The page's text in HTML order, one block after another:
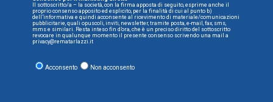
Il sottoscritto/a – la società, con la firma apposta di seguito, esprime anche il
proprio consenso apposito ed esplicito, per la finalità di cui al punto b)
dell’informativa e quindi acconsente al ricevimento di materiale/comunicazioni
pubblicitarie, quali opuscoli, inviti, newsletter, tramite posta, e-mail, fax, sms,
mms e similari. Resta inteso fin d’ora, che è un preciso diritto del sottoscritto
revocare in qualunque momento il presente consenso scrivendo una mail a
privacy@rematarlazzi.it
Acconsento Non acconsento